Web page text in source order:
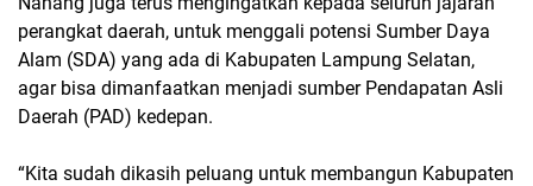
perangkat daerah, untuk menggali potensi Sumber Daya
Alam (SDA) yang ada di Kabupaten Lampung Selatan,
agar bisa dimanfaatkan menjadi sumber Pendapatan Asli
Daerah (PAD) kedepan.
“Kita sudah dikasih peluang untuk membangun Kabupaten